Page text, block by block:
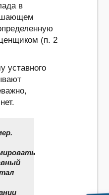
в
(п. 2
уставного